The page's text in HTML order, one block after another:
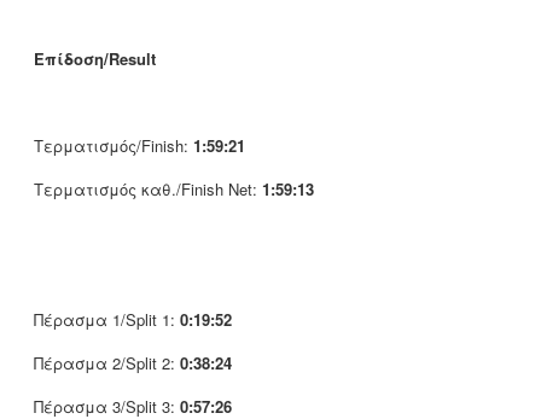
Επίδοση/Result
Τερματισμός/Finish: 1:59:21
Τερματισμός καθ./Finish Net: 1:59:13
Πέρασμα 1/Split 1: 0:19:52
Πέρασμα 2/Split 2: 0:38:24
Πέρασμα 3/Split 3: 0:57:26